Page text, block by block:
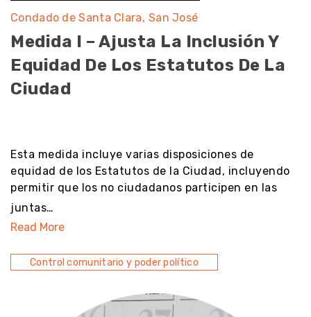
Condado de Santa Clara San José
Medida I – Ajusta La Inclusión Y
Equidad De Los Estatutos De La
Ciudad
Esta medida incluye varias disposiciones de
equidad de los Estatutos de la Ciudad, incluyendo
permitir que los no ciudadanos participen en las
juntas…
Read More
Control comunitario y poder político